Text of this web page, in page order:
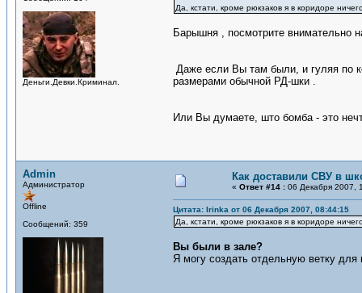
Деньги.Девки.Криминал.
Да, кстати, кроме рюкзаков я в коридоре
Барышня , посмотрите внимательно
Даже если Вы там были, и гуляя по
размерами обычной РД-шки .
Или Вы думаете, што бомба - это
Admin
Администратор
Offline
Сообщений: 359
Как доставили СВУ в
« Ответ #14 : 06 Декабря 2007,
Цитата: Irinka от 06 Декабря 2007, 08:44:15
Да, кстати, кроме рюкзаков я в коридоре
Вы были в зале?
Я могу создать отдельную ветку